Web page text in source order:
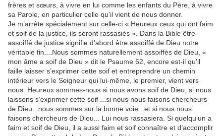
frères et sœurs, à vivre en lui comme les enfants du Père, à vivre
sa Parole, en particulier celle qu’il vient de nous donner.
Je m’arrête spécialement sur celle-ci « Heureux ceux qui ont faim
et soif de la justice, ils seront rassasiés ». Dans la Bible être
assoiffé de justice signifie d’abord être assoiffé de Dieu notre
véritable fin....Nous sommes naturellement assoiffés de Dieu, «
mon âme a soif de Dieu » dit le Psaume 62, encore est-il qu’il
faille laisser s’exprimer cette soif et entreprendre un chemin
intérieur vers le Seigneur qui lui-même, le premier, vient vers
nous. Heureux sommes-nous si nous avons soif de Dieu, si nous
laissons s’exprimer cette soif ...si nous nous faisons chercheurs
de Dieu...nous sommes sur la bonne voie...et si nous nous
faisons chercheurs de Dieu... Lui nous rassasiera. Si quelqu’un a
faim et soif de Dieu, il a aussi faim et soif connaître et d’accomplir